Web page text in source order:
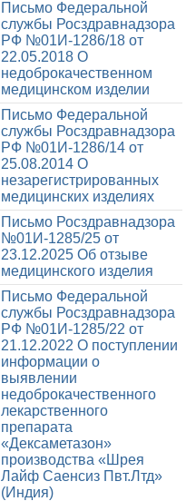
Письмо Федеральной
службы Росздравнадзора
РФ №01И-1286/18 от
22.05.2018 О
недоброкачественном
медицинском изделии
Письмо Федеральной
службы Росздравнадзора
РФ №01И-1286/14 от
25.08.2014 О
незарегистрированных
медицинских изделиях
Письмо Росздравнадзора
№01И-1285/25 от
23.12.2025 Об отзыве
медицинского изделия
Письмо Федеральной
службы Росздравнадзора
РФ №01И-1285/22 от
21.12.2022 О поступлении
информации о
выявлении
недоброкачественного
лекарственного
препарата
«Дексаметазон»
производства «Шрея
Лайф Саенсиз Пвт.Лтд»
(Индия)